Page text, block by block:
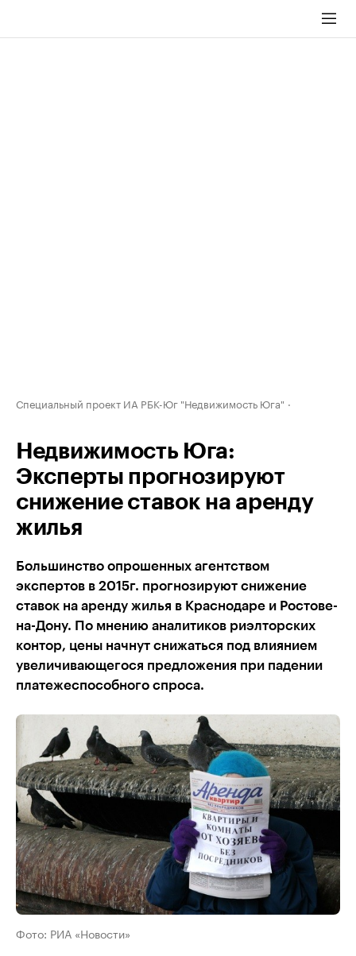
Специальный проект ИА РБК-Юг "Недвижимость Юга"
Недвижимость Юга:
Эксперты прогнозируют
снижение ставок на аренду
жилья
Большинство опрошенных агентством
экспертов в 2015г. прогнозируют снижение
ставок на аренду жилья в Краснодаре и Ростове-
на-Дону. По мнению аналитиков риэлторских
контор, цены начнут снижаться под влиянием
увеличивающегося предложения при падении
платежеспособного спроса.
Фото: РИА «Новости»